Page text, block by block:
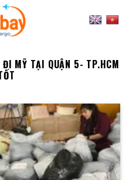
ĐI MỸ TẠI QUẬN 5- TP.HCM